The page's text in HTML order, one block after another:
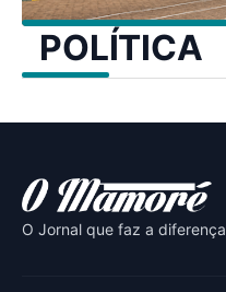
POLÍTICA
O Jornal que faz a diferença